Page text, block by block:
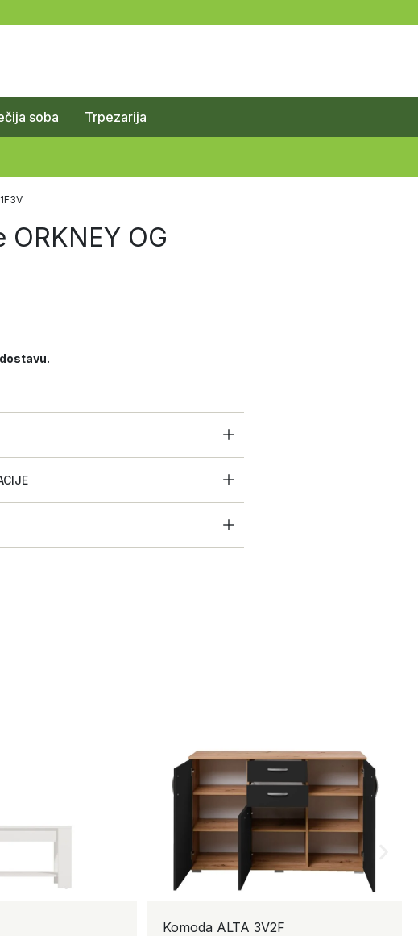
soba Trpezarija
ORKNEY OG
Komoda ALTA 3V2F